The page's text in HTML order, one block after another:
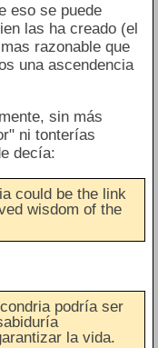
eso se puede
las ha creado (el
razonable que
una ascendencia
sin más
ni tonterías
decía:
could be the link
wisdom of the
podría ser
la vida.